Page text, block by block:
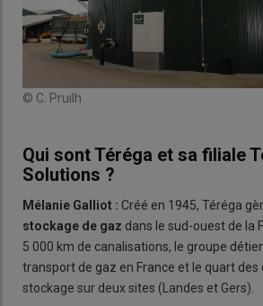
© C. Pruilh
Qui sont Téréga et sa filiale
Solutions ?
Mélanie Galliot : Créé en 1945, Téréga
stockage de gaz dans le sud-ouest de la
5 000 km de canalisations, le groupe
transport de gaz en France et le quart des
stockage sur deux sites (Landes et Gers).